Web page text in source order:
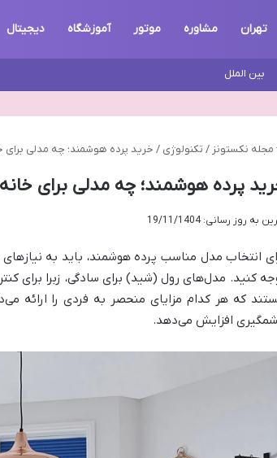
تهران مشاوره موتور آموزشگاه دیجیتال
بین الملل
مجله نکستونز / تکنولوژی / خرید پرده هوشمند؛ چه مدلی
پرده هوشمند؛ چه مدلی برای
به روز رسانی: 19/11/1404
انتخاب مدل مناسب پرده هوشمند، باید به
کنید. مدل‌های رول (شید) برای سادگی، زبرا برای
که هر کدام مزایای منحصر به فردی را ارائه
افزایش می‌دهد.